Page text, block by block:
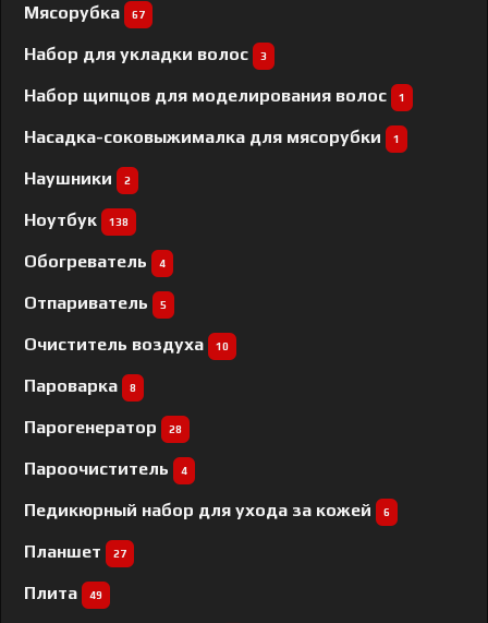
Мясорубка 67
Набор для укладки волос 3
Набор щипцов для моделирования волос 1
Насадка-соковыжималка для мясорубки 1
Наушники 2
Ноутбук 138
Обогреватель 4
Отпариватель 5
Очиститель воздуха 10
Пароварка 8
Парогенератор 28
Пароочиститель 4
Педикюрный набор для ухода за кожей 6
Планшет 27
Плита 49